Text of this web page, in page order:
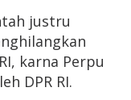
justru
karna Perpu
DPR RI.